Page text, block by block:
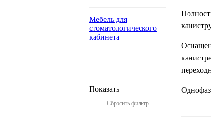
Мебель для
стоматологического
кабинета
Показать
Сбросить фильтр